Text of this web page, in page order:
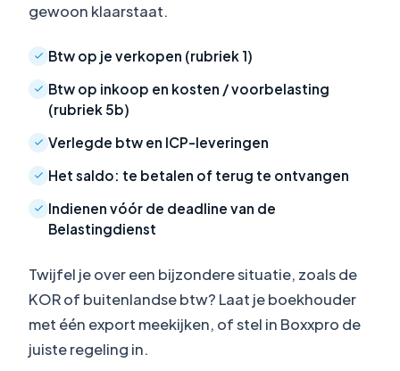
gewoon klaarstaat.
Btw op je verkopen (rubriek 1)
Btw op inkoop en kosten / voorbelasting
(rubriek 5b)
Verlegde btw en ICP-leveringen
Het saldo: te betalen of terug te ontvangen
Indienen vóór de deadline van de
Belastingdienst
Twijfel je over een bijzondere situatie, zoals de
KOR of buitenlandse btw? Laat je boekhouder
met één export meekijken, of stel in Boxxpro de
juiste regeling in.